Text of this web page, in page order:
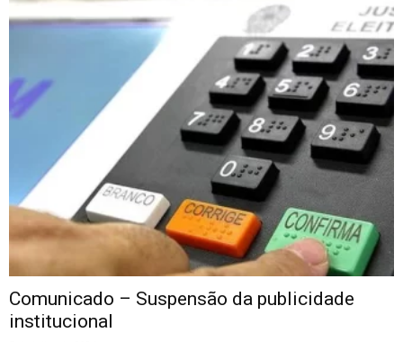
Comunicado – Suspensão da publicidade
institucional